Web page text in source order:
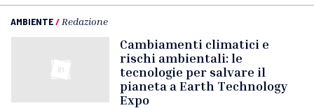
AMBIENTE/ Redazione
Cambiamenti climatici e
rischi ambientali: le
tecnologie per salvare il
pianeta a Earth Technology
Expo